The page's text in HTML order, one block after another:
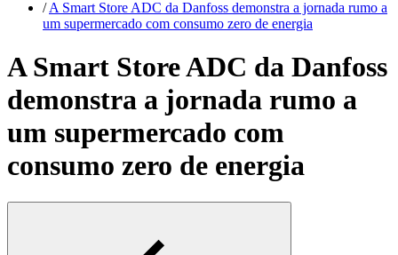
/ A Smart Store ADC da Danfoss demonstra a jornada rumo a
um supermercado com consumo zero de energia
A Smart Store ADC da Danfoss
demonstra a jornada rumo a
um supermercado com
consumo zero de energia